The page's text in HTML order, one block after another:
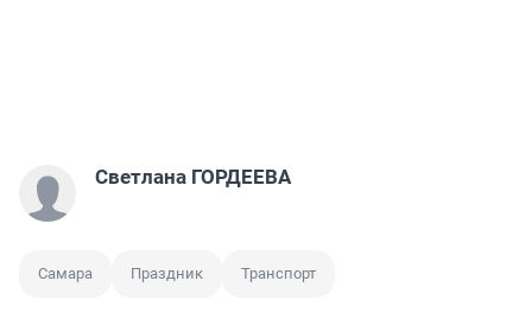
Светлана ГОРДЕЕВА
Самара Праздник Транспорт